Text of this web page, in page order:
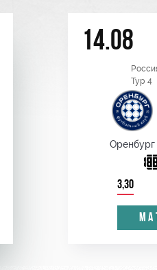
14.08
Тур 4
Оренбург
3,30